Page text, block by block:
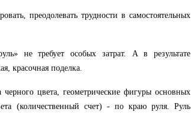
преодолевать трудности в самостоятельных
не требует особых затрат. А в результате
красочная поделка.
цвета, геометрические фигуры основных
(количественный счет) - по краю руля. Руль